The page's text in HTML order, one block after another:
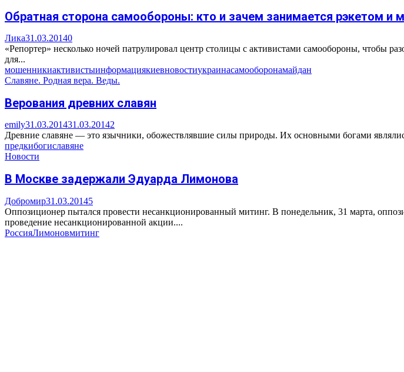
Обратная сторона самообороны: кто и зачем занимается рэкетом
Лика31.03.20140
«Репортер» несколько ночей патрулировал центр столицы с активистами самообороны, чтобы
для...
мошенникиактивистыинформациякиевновостиукраинасамооборонамайдан
Славяне. Родная вера. Веды.
Верования древних славян
emily31.03.201431.03.20142
Древние славяне — это язычники, обожествлявшие силы природы. Их основными богами
предкибогиславяне
Новости
В Москве задержали Эдуарда Лимонова
Добромир31.03.20145
Оппозиционер пытался провести несанкционированный митинг. В понедельник, 31 марта,
проведение несанкционированной акции....
РоссияЛимоновмитинг